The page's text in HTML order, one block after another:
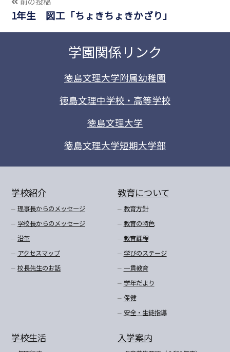
1年生 図工「ちょきちょきかざり」
学園関係リンク
徳島文理大学附属幼稚園
徳島文理中学校・高等学校
徳島文理大学
徳島文理大学短期大学部
学校紹介
理事長からのメッセージ
学校長からのメッセージ
沿革
アクセスマップ
校長先生のお話
教育について
教育方針
教育の特色
教育課程
学びのステージ
一貫教育
学年だより
保健
安全・生徒指導
学校生活 入学案内